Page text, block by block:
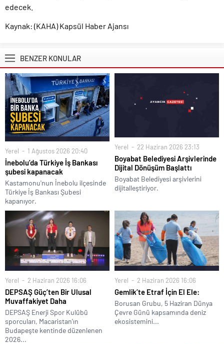
edecek.
Kaynak: (KAHA) Kapsül Haber Ajansı
BENZER KONULAR
Yerel 1 Ağustos 2026 20:40
İnebolu’da Türkiye İş Bankası
şubesi kapanacak
Kastamonu'nun İnebolu ilçesinde
Türkiye İş Bankası Şubesi
kapanıyor.
Yerel 22 Haziran 2026 23:13
Boyabat Belediyesi Arşivlerinde
Dijital Dönüşüm Başlattı
Boyabat Belediyesi arşivlerini
dijitalleştiriyor.
Yerel 2 Haziran 2026 16:06
DEPSAŞ Güç’ten Bir Ulusal
Muvaffakiyet Daha
DEPSAŞ Enerji Spor Kulübü
sporcuları, Macaristan’ın
Budapeşte kentinde düzenlenen
2026...
Yerel 2 Haziran 2026 16:06
Gemlik’te Etraf İçin El Ele:
Borusan Grubu, 5 Haziran Dünya
Çevre Günü kapsamında deniz
ekosistemini...